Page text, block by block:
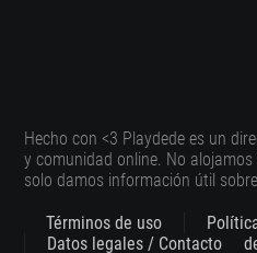
Hecho con <3 Playdede es un
y comunidad online. No
solo damos información útil
Términos de uso
Datos legales / Contacto